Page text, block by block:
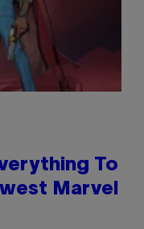
To
Marvel